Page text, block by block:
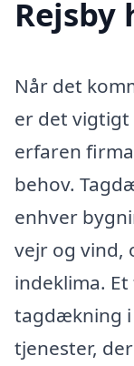
Rejsby
Når det
er det
erfaren
behov.
enhver
vejr og vind,
indeklima.
tagdækning i
tjenester,